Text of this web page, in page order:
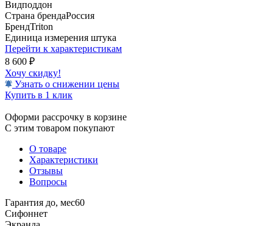
Видподдон
Страна брендаРоссия
БрендTriton
Единица измерения штука
Перейти к характеристикам
8 600 ₽
Хочу скидку!
Узнать о снижении цены
Купить в 1 клик
Оформи рассрочку в корзине
С этим товаром покупают
О товаре
Характеристики
Отзывы
Вопросы
Гарантия до, мес60
Сифоннет